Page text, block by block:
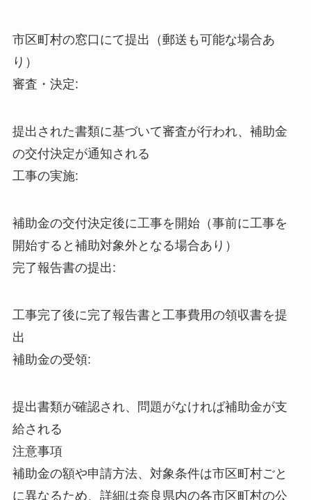
市区町村の窓口にて提出（郵送も可能な場合あ
り）
審査・決定:
提出された書類に基づいて審査が行われ、補助金
の交付決定が通知される
工事の実施:
補助金の交付決定後に工事を開始（事前に工事を
開始すると補助対象外となる場合あり）
完了報告書の提出:
工事完了後に完了報告書と工事費用の領収書を提
出
補助金の受領:
提出書類が確認され、問題がなければ補助金が支
給される
注意事項
補助金の額や申請方法、対象条件は市区町村ごと
に異なるため、詳細は奈良県内の各市区町村の公